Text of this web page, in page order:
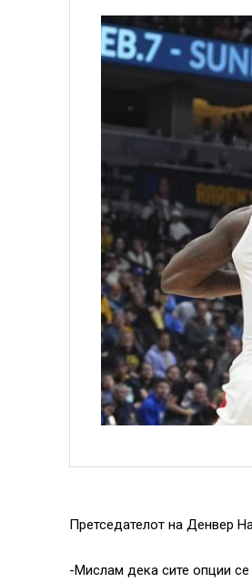
Претседателот на Денвер
-Мислам дека сите опции